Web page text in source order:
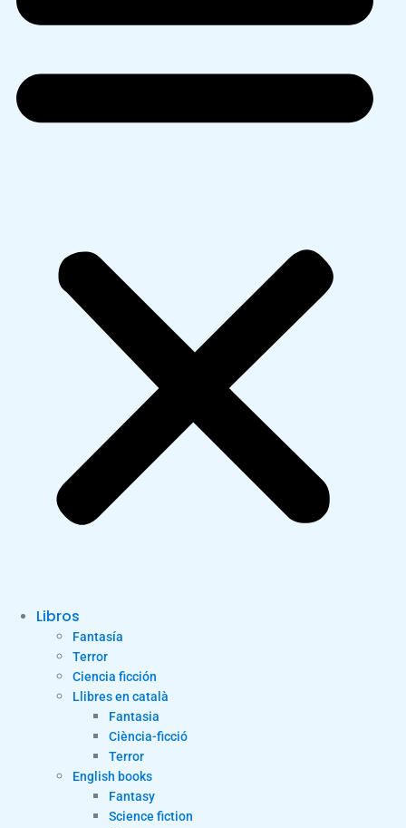
Libros
Fantasía
Terror
Ciencia ficción
Llibres en català
Fantasia
Ciència-ficció
Terror
English books
Fantasy
Science fiction